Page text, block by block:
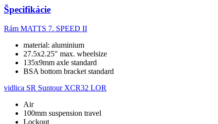
Špecifikácie
Rám MATTS 7. SPEED II
material: aluminium
27.5x2.25" max. wheelsize
135x9mm axle standard
BSA bottom bracket standard
vidlica SR Suntour XCR32 LOR
Air
100mm suspension travel
Lockout